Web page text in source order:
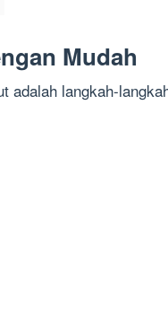
Mudah
adalah langkah-